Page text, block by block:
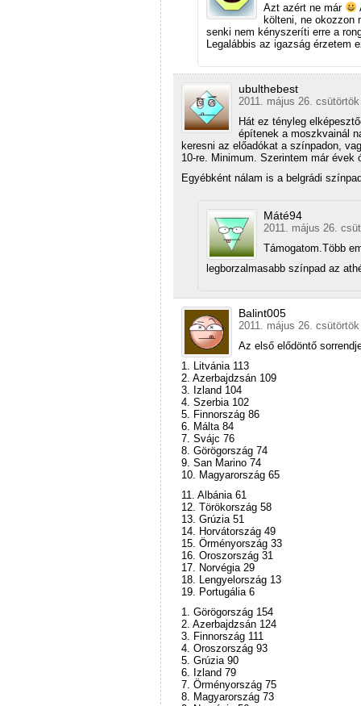
Azt azért ne már
költeni, ne okozzon
senki nem kényszeríti erre a
Legalábbis az igazság érzetem
ubulthebest
2011. május 26.
Hát ez tényleg
építenek a moszkvainál
keresni az előadókat a színpadon,
10-re. Minimum. Szerintem már
Egyébként nálam is a belgrádi
Máté94
2011. május 26.
Támogatom.Több
legborzalmasabb színpad az
Balint005
2011. május 26.
Az első elődöntő
1. Litvánia 113
2. Azerbajdzsán 109
3. Izland 104
4. Szerbia 102
5. Finnország 86
6. Málta 84
7. Svájc 76
8. Görögország 74
9. San Marino 74
10. Magyarország 65
11. Albánia 61
12. Törökország 58
13. Grúzia 51
14. Horvátország 49
15. Örményország 33
16. Oroszország 31
17. Norvégia 29
18. Lengyelország 13
19. Portugália 6
1. Görögország 154
2. Azerbajdzsán 124
3. Finnország 111
4. Oroszország 93
5. Grúzia 90
6. Izland 79
7. Örményország 75
8. Magyarország 73